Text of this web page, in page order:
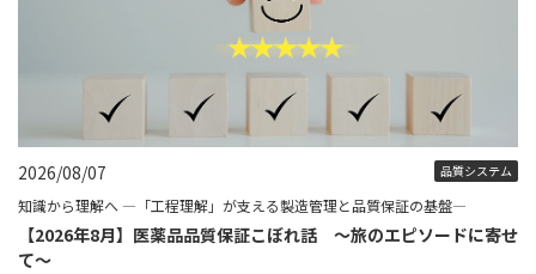
2026/08/07 品質システム
知識から理解へ ―「工程理解」が支える製造管理と品質保証の基盤―
【2026年8月】医薬品品質保証こぼれ話 ～旅のエピソードに寄せ
て～